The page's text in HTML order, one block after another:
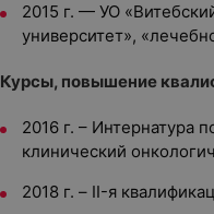
2015 г. — УО
университет»,
Курсы, повышение
2016 г. – Интернатура
клинический
2018 г. – II-я